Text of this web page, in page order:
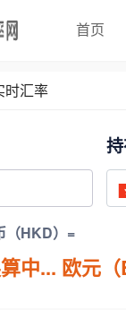
首页
时汇率
（HKD）=
中... 欧元（